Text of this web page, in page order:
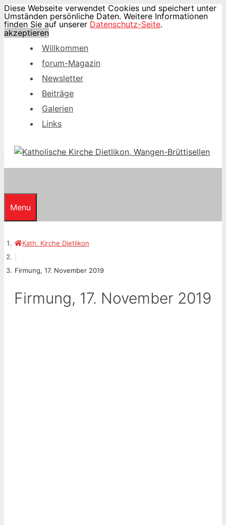
Diese Webseite verwendet Cookies und speichert unter
Umständen persönliche Daten. Weitere Informationen
finden Sie auf unserer Datenschutz-Seite.
akzeptieren
Willkommen
forum-Magazin
Newsletter
Beiträge
Galerien
Links
Menu
Kath. Kirche Dietlikon
Firmung, 17. November 2019
Firmung, 17. November 2019